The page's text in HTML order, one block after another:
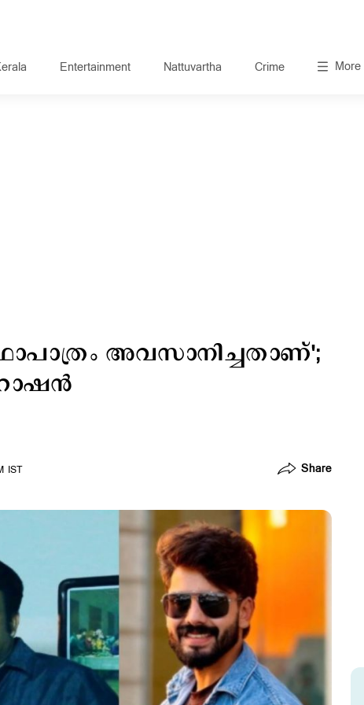
Entertainment Nattuvartha Crime More
അവസാനിച്ചതാണ്';
IST Share